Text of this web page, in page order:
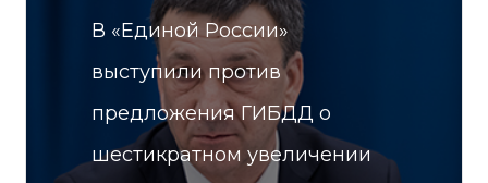
В «Единой России»
выступили против
предложения ГИБДД о
шестикратном увеличении